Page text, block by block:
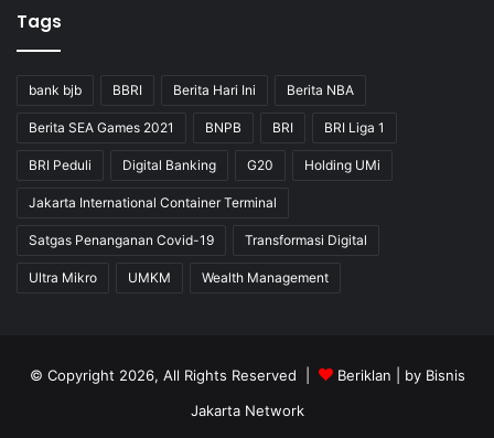
Tags
bank bjb BBRI Berita Hari Ini Berita NBA
Berita SEA Games 2021 BNPB BRI BRI Liga 1
BRI Peduli Digital Banking G20 Holding UMi
Jakarta International Container Terminal
Satgas Penanganan Covid-19 Transformasi Digital
Ultra Mikro UMKM Wealth Management
© Copyright 2026, All Rights Reserved | Beriklan | by Bisnis
Jakarta Network